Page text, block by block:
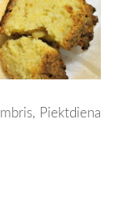
Piektdiena